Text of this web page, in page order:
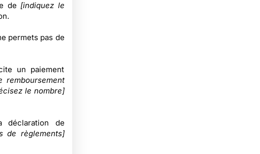
de [indiquez le
permets pas de
un paiement
remboursement
le nombre]
de
de règlements]